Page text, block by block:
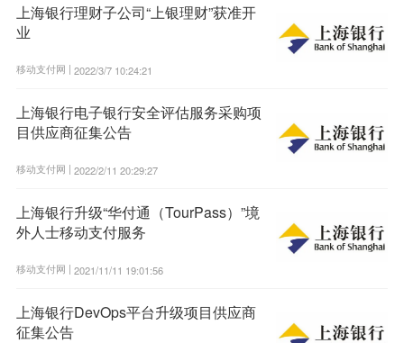
上海银行理财子公司“上银理财”获准开
业
移动支付网 | 2022/3/7 10:24:21
上海银行电子银行安全评估服务采购项
目供应商征集公告
移动支付网 | 2022/2/11 20:29:27
上海银行升级“华付通（TourPass）”境
外人士移动支付服务
移动支付网 | 2021/11/11 19:01:56
上海银行DevOps平台升级项目供应商
征集公告